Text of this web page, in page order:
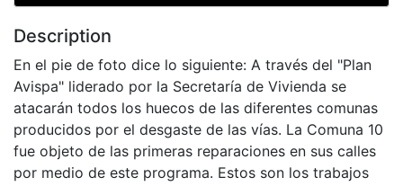
Description
En el pie de foto dice lo siguiente: A través del "Plan
Avispa" liderado por la Secretaría de Vivienda se
atacarán todos los huecos de las diferentes comunas
producidos por el desgaste de las vías. La Comuna 10
fue objeto de las primeras reparaciones en sus calles
por medio de este programa. Estos son los trabajos